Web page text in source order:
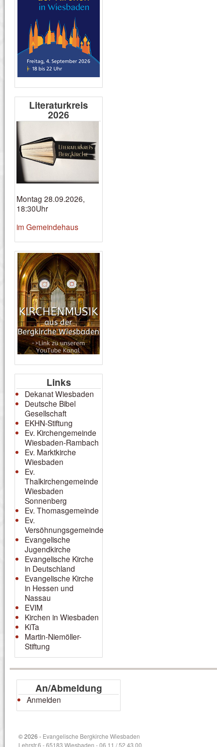
Literaturkreis
2026
Montag 28.09.2026,
18:30Uhr
im Gemeindehaus
Links
Dekanat Wiesbaden
Deutsche Bibel
Gesellschaft
EKHN-Stiftung
Ev. Kirchengemeinde
Wiesbaden-Rambach
Ev. Marktkirche
Wiesbaden
Ev.
Thalkirchengemeinde
Wiesbaden
Sonnenberg
Ev. Thomasgemeinde
Ev.
Versöhnungsgemeinde
Evangelische
Jugendkirche
Evangelische Kirche
in Deutschland
Evangelische Kirche
in Hessen und
Nassau
EVIM
Kirchen in Wiesbaden
KiTa
Martin-Niemöller-
Stiftung
An/Abmeldung
Anmelden
© 2026 - Evangelische Bergkirche Wiesbaden
Lehrstr.6 - 65183 Wiesbaden - 06 11 / 52 43 00